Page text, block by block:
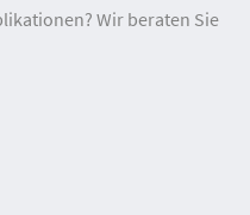
Wir beraten Sie